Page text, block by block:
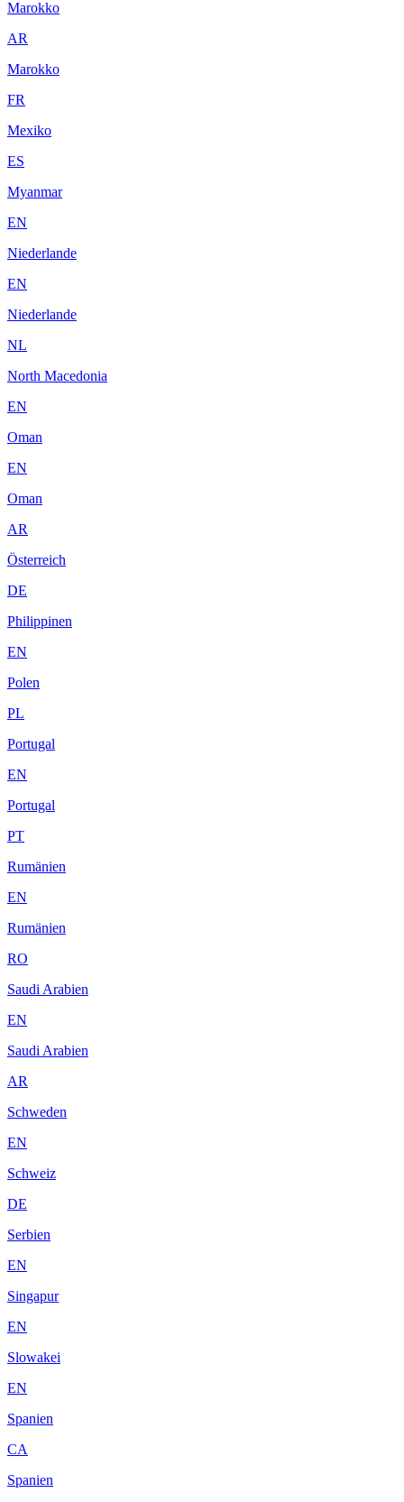
Marokko
AR
Marokko
FR
Mexiko
ES
Myanmar
EN
Niederlande
EN
Niederlande
NL
North Macedonia
EN
Oman
EN
Oman
AR
Österreich
DE
Philippinen
EN
Polen
PL
Portugal
EN
Portugal
PT
Rumänien
EN
Rumänien
RO
Saudi Arabien
EN
Saudi Arabien
AR
Schweden
EN
Schweiz
DE
Serbien
EN
Singapur
EN
Slowakei
EN
Spanien
CA
Spanien